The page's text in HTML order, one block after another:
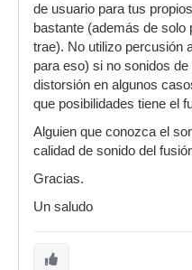
de usuario para tus
bastante (además de solo
trae). No utilizo percusión
para eso) si no sonidos
distorsión en algunos
que posibilidades tiene el
Alguien que conozca el
calidad de sonido del
Gracias.
Un saludo